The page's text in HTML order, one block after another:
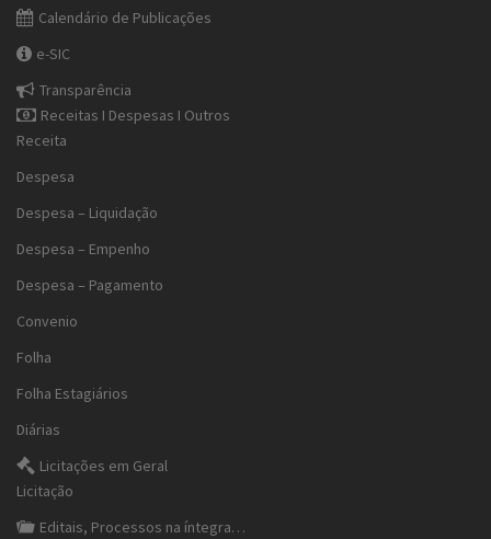
Calendário de Publicações
e-SIC
Transparência
Receitas I Despesas I Outros
Receita
Despesa
Despesa – Liquidação
Despesa – Empenho
Despesa – Pagamento
Convenio
Folha
Folha Estagiários
Diárias
Licitações em Geral
Licitação
Editais, Processos na íntegra…